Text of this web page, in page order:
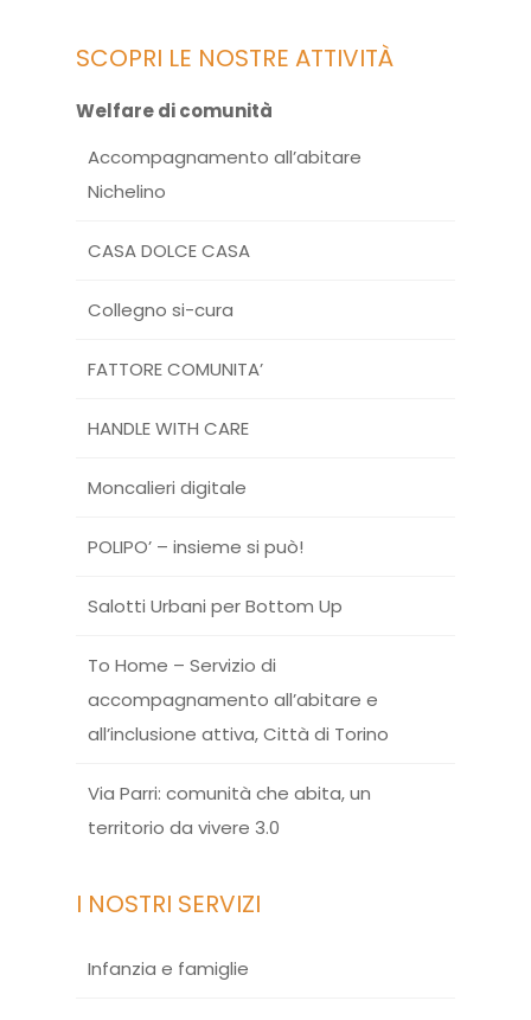
SCOPRI LE NOSTRE ATTIVITÀ
Welfare di comunità
Accompagnamento all’abitare
Nichelino
CASA DOLCE CASA
Collegno si-cura
FATTORE COMUNITA’
HANDLE WITH CARE
Moncalieri digitale
POLIPO’ – insieme si può!
Salotti Urbani per Bottom Up
To Home – Servizio di
accompagnamento all’abitare e
all’inclusione attiva, Città di Torino
Via Parri: comunità che abita, un
territorio da vivere 3.0
I NOSTRI SERVIZI
Infanzia e famiglie